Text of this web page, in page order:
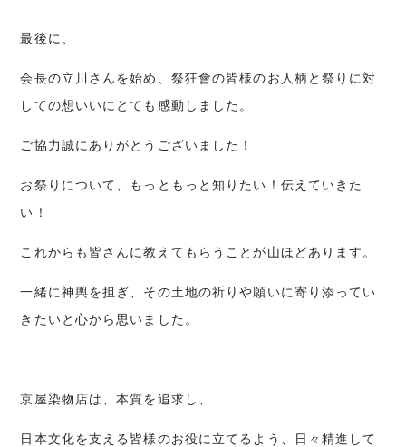
最後に、
会長の立川さんを始め、祭狂會の皆様のお人柄と祭りに対
しての想いいにとても感動しました。
ご協力誠にありがとうございました！
お祭りについて、もっともっと知りたい！伝えていきた
い！
これからも皆さんに教えてもらうことが山ほどあります。
一緒に神輿を担ぎ、その土地の祈りや願いに寄り添ってい
きたいと心から思いました。
京屋染物店は、本質を追求し、
日本文化を支える皆様のお役に立てるよう、日々精進して